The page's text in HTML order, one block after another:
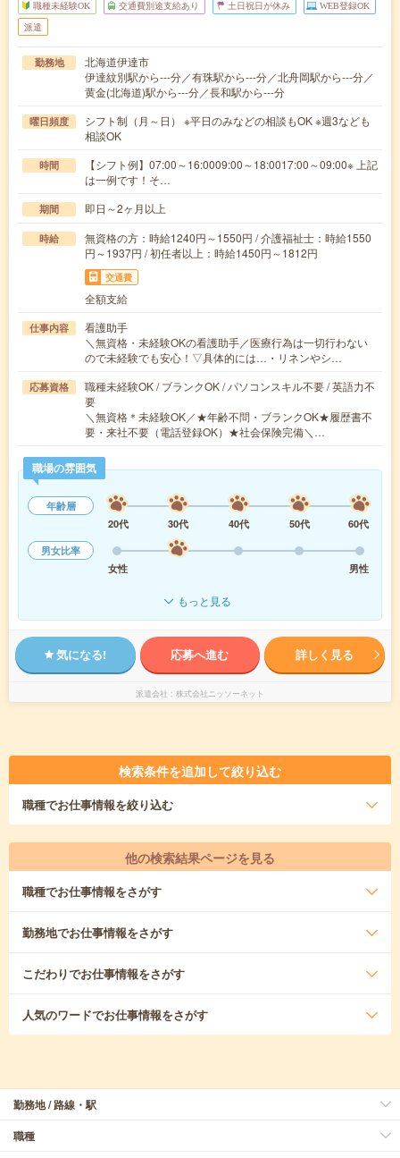
職種未経験OK 交通費別途支給あり 土日祝日が休み WEB登録OK
派遣
勤務地
北海道伊達市
伊達紋別駅から---分／有珠駅から---分／北舟岡駅から---分／
黄金(北海道)駅から---分／長和駅から---分
曜日頻度
シフト制（月～日） ※平日のみなどの相談もOK ※週3なども
相談OK
時間
【シフト例】07:00～16:0009:00～18:0017:00～09:00※ 上記
は一例です！そ…
期間 即日～2ヶ月以上
時給
無資格の方：時給1240円～1550円 / 介護福祉士：時給1550
円～1937円 / 初任者以上：時給1450円～1812円
交通費
全額支給
仕事内容
看護助手
＼無資格・未経験OKの看護助手／医療行為は一切行わない
ので未経験でも安心！▽具体的には…・リネンやシ…
応募資格
職種未経験OK / ブランクOK / パソコンスキル不要 / 英語力不
要
＼無資格＊未経験OK／★年齢不問・ブランクOK★履歴書不
要・来社不要（電話登録OK）★社会保険完備＼…
職場の雰囲気
年齢層
20代
30代 40代 50代
60代
男女比率
女性
男性
もっと見る
気になる! 応募へ進む 詳しく見る
派遣会社 株式会社ニッソーネット
検索条件を追加して絞り込む
職種でお仕事情報を絞り込む
他の検索結果ページを見る
職種でお仕事情報をさがす
勤務地でお仕事情報をさがす
こだわりでお仕事情報をさがす
人気のワードでお仕事情報をさがす
勤務地 / 路線・駅
職種